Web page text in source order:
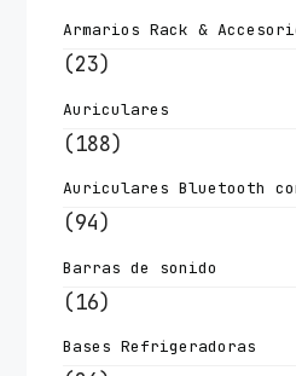
Armarios Rack &
(23)
Auriculares
(188)
Auriculares Bluetooth
(94)
Barras de sonido
(16)
Bases Refrigeradoras